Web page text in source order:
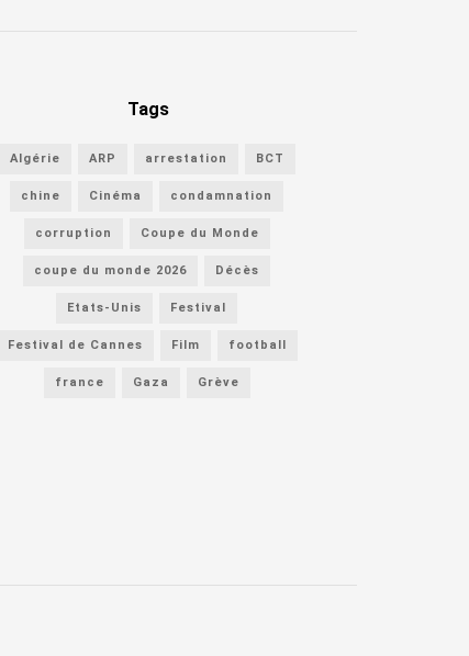
Tags
Algérie ARP arrestation BCT
chine Cinéma condamnation
corruption Coupe du Monde
coupe du monde 2026 Décès
Etats-Unis Festival
Festival de Cannes Film football
france Gaza Grève